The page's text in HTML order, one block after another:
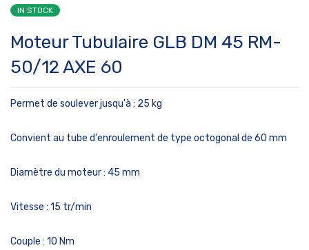
IN STOCK
Moteur Tubulaire GLB DM 45 RM-
50/12 AXE 60
Permet de soulever jusqu'à : 25 kg
Convient au tube d'enroulement de type octogonal de 60 mm
Diamètre du moteur : 45 mm
Vitesse : 15 tr/min
Couple : 10 Nm